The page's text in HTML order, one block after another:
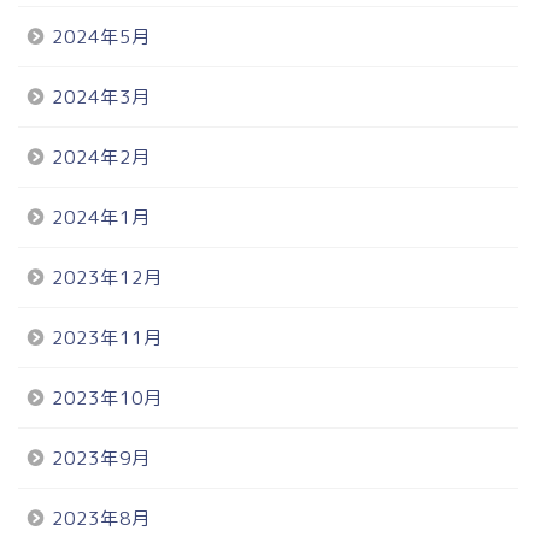
2024年5月
2024年3月
2024年2月
2024年1月
2023年12月
2023年11月
2023年10月
2023年9月
2023年8月